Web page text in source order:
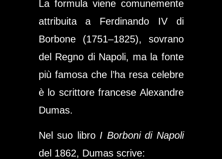
La formula viene comunemente
attribuita a Ferdinando IV di
Borbone (1751–1825), sovrano
del Regno di Napoli, ma la fonte
più famosa che l’ha resa celebre
è lo scrittore francese Alexandre
Dumas.
Nel suo libro I Borboni di Napoli
del 1862, Dumas scrive: